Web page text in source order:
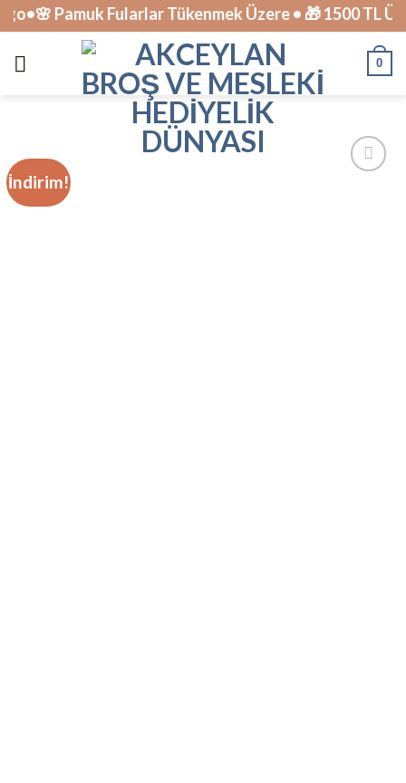
Skip
to
content
Pamuk Fularlar Tükenmek Üzere • 🎁 1500 TL
0
İndirim!